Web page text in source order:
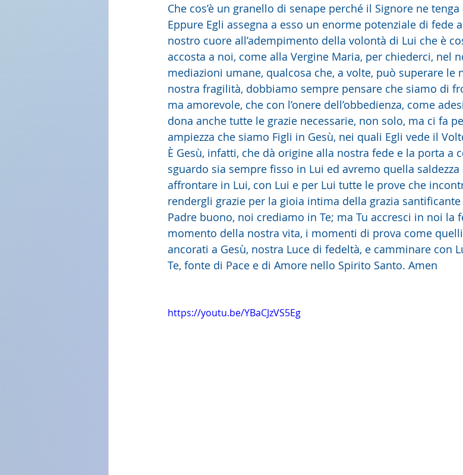
Che cos’è un granello di senape perché il Signore ne
Eppure Egli assegna a esso un enorme potenziale di fede
nostro cuore all’adempimento della volontà di Lui che è
accosta a noi, come alla Vergine Maria, per chiederci, nel
mediazioni umane, qualcosa che, a volte, può superare le
nostra fragilità, dobbiamo sempre pensare che siamo di
ma amorevole, che con l’onere dell’obbedienza, come
dona anche tutte le grazie necessarie, non solo, ma ci fa
ampiezza che siamo Figli in Gesù, nei quali Egli vede il
È Gesù, infatti, che dà origine alla nostra fede e la porta a
sguardo sia sempre fisso in Lui ed avremo quella
affrontare in Lui, con Lui e per Lui tutte le prove che
rendergli grazie per la gioia intima della grazia
Padre buono, noi crediamo in Te; ma Tu accresci in noi la
momento della nostra vita, i momenti di prova come
ancorati a Gesù, nostra Luce di fedeltà, e camminare con
Te, fonte di Pace e di Amore nello Spirito Santo. Amen
https://youtu.be/YBaCJzVS5Eg